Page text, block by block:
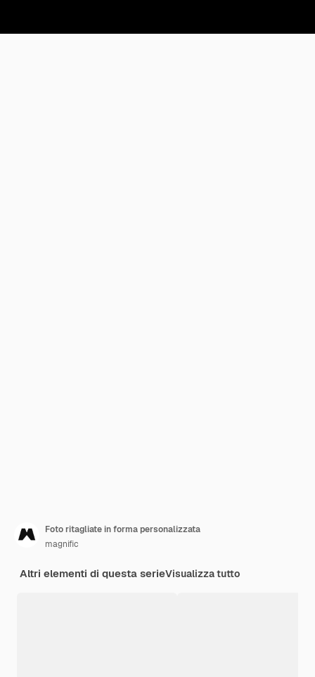
Foto ritagliate in forma personalizzata
magnific
Altri elementi di questa serieVisualizza tutto